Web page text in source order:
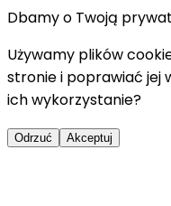
Dbamy o Twoją
Używamy plików
stronie i poprawiać jej
ich wykorzystanie?
Odrzuć Akceptuj